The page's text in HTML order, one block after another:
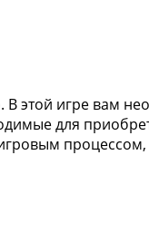
игре вам
для